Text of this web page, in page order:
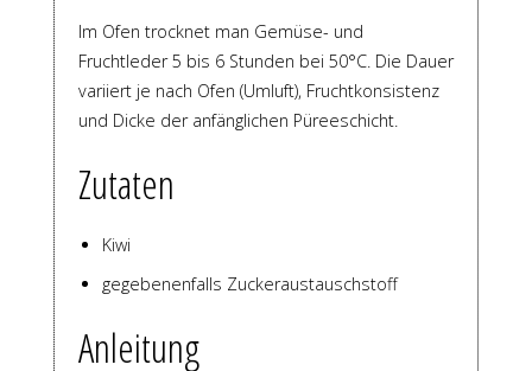
Im Ofen trocknet man Gemüse- und
Fruchtleder 5 bis 6 Stunden bei 50°C. Die Dauer
variiert je nach Ofen (Umluft), Fruchtkonsistenz
und Dicke der anfänglichen Püreeschicht.
Zutaten
Kiwi
gegebenenfalls Zuckeraustauschstoff
Anleitung